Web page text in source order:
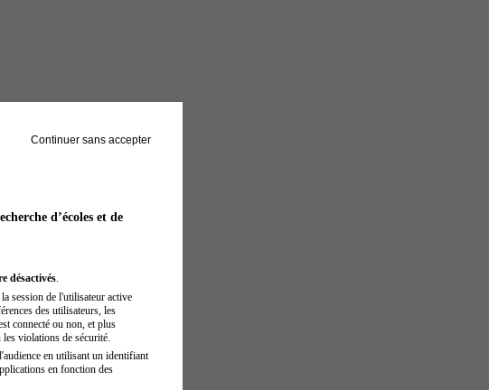
Continuer sans accepter
d’écoles et de
désactivés.
session de l'utilisateur active
des utilisateurs, les
connecté ou non, et plus
violations de sécurité.
en utilisant un identifiant
en fonction des